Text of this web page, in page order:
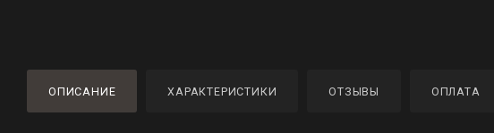
ОПИСАНИЕ ХАРАКТЕРИСТИКИ ОТЗЫВЫ ОПЛАТА